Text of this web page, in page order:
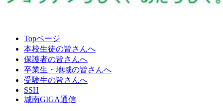
Topページ
本校生徒の皆さんへ
保護者の皆さんへ
卒業生・地域の皆さんへ
受験生の皆さんへ
SSH
城南GIGA通信